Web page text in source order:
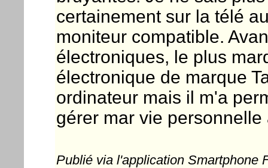
certainement sur la télé
moniteur compatible.
électroniques, le plus
électronique de marque
ordinateur mais il m'a
gérer mar vie
Publié via l'application Smartphone